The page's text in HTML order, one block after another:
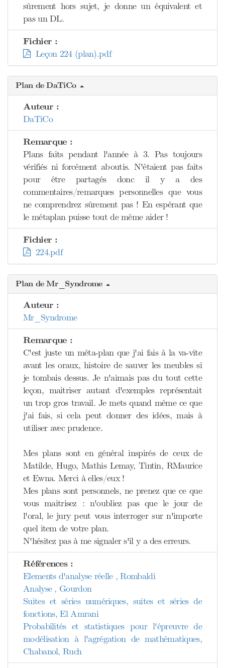
sûrement hors sujet, je donne un équivalent et
pas un DL.
Fichier :
Leçon 224 (plan).pdf
Plan de DaTiCo
Auteur :
DaTiCo
Remarque :
Plans faits pendant l'année à 3. Pas toujours
vérifiés ni forcément aboutis. N'étaient pas faits
pour être partagés donc il y a des
commentaires/remarques personnelles que vous
ne comprendrez sûrement pas ! En espérant que
le métaplan puisse tout de même aider !
Fichier :
224.pdf
Plan de Mr_Syndrome
Auteur :
Mr_Syndrome
Remarque :
C'est juste un méta-plan que j'ai fais à la va-vite
avant les oraux, histoire de sauver les meubles si
je tombais dessus. Je n'aimais pas du tout cette
leçon, maitriser autant d'exemples représentait
un trop gros travail. Je mets quand même ce que
j'ai fais, si cela peut donner des idées, mais à
utiliser avec prudence.
Mes plans sont en général inspirés de ceux de
Matilde, Hugo, Mathis Lemay, Tintin, RMaurice
et Ewna. Merci à elles/eux !
Mes plans sont personnels, ne prenez que ce que
vous maitrisez : n'oubliez pas que le jour de
l'oral, le jury peut vous interroger sur n'importe
quel item de votre plan.
N'hésitez pas à me signaler s'il y a des erreurs.
Références :
Elements d'analyse réelle , Rombaldi
Analyse , Gourdon
Suites et séries numériques, suites et séries de
fonctions, El Amrani
Probabilités et statistiques pour l'épreuvre de
modélisation à l'agrégation de mathématiques,
Chabanol, Ruch